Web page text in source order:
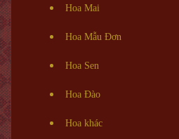
Hoa Mai
Hoa Mẫu Đơn
Hoa Sen
Hoa Đào
Hoa khác